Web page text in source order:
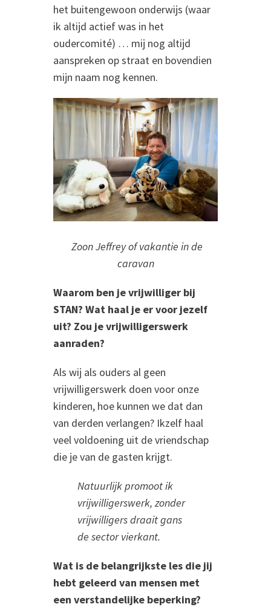
het buitengewoon onderwijs (waar
ik altijd actief was in het
oudercomité) … mij nog altijd
aanspreken op straat en bovendien
mijn naam nog kennen.
Zoon Jeffrey of vakantie in de
caravan
Waarom ben je vrijwilliger bij
STAN? Wat haal je er voor jezelf
uit? Zou je vrijwilligerswerk
aanraden?
Als wij als ouders al geen
vrijwilligerswerk doen voor onze
kinderen, hoe kunnen we dat dan
van derden verlangen? Ikzelf haal
veel voldoening uit de vriendschap
die je van de gasten krijgt.
Natuurlijk promoot ik
vrijwilligerswerk, zonder
vrijwilligers draait gans
de sector vierkant.
Wat is de belangrijkste les die jij
hebt geleerd van mensen met
een verstandelijke beperking?